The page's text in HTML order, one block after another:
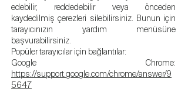
edebilir, reddedebilir veya önceden
kaydedilmiş çerezleri silebilirsiniz. Bunun için
tarayıcınızın yardım menüsüne
başvurabilirsiniz.
Popüler tarayıcılar için bağlantılar:
Google Chrome:
https://support.google.com/chrome/answer/9
5647